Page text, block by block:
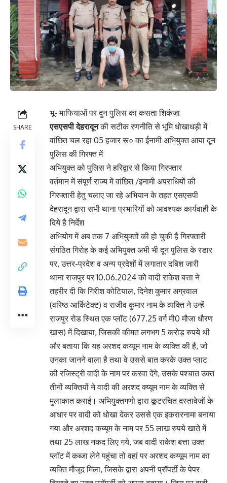
SHARE
भू- माफियाओं पर दुन पुलिस का कसता शिकंजा
एसएसपी देहरादूनकी सटीक रणनीति से भूमि धोखाधड़ी में
वांछित चल रहा 05 हजार रू० का ईनामी अभियुक्त आया दून
पुलिस की गिरफ्त में
अभियुक्त को पुलिस ने हरिद्वार से किया गिरफ्तार
वर्तमान में संपूर्ण राज्य में वांछित /इनामी अपराधियों की
गिरफ्तारी हेतु चलाए जा रहे अभियान के तहत एसएसपी
देहरादून द्वारा सभी थाना प्रभारियों को आवश्यक कार्यवाही के
दिये है निर्देश
अभियोग में अब तक 7 अभियुक्तों की हो चुकी है गिरफ्तारी
संगठित गिरोह के कई अभियुक्त अभी भी दून पुलिस के रडार
पर, उत्तर-प्रदेश व अन्य प्रदेशों में लगातार दबिश जारी
थाना राजपुर पर 10.06.2024 को वादी राकेश बत्ता ने
तहरीर दी कि गिरीश कोटियाल, दिनेश कुमार अग्रवाल
(वरिष्ठ आर्किटेक्ट) व राजीव कुमार नाम के व्यक्ति ने उन्हें
राजपुर रोड स्थित एक प्लॉट (677.25 वर्ग मी0 मौजा धौरण
खास) में दिखाया, जिसकी कीमत लगभग 5 करोड़ रुपये थी
और बताया कि यह अरशद कय्यूम नाम के व्यक्ति की है, जो
उनका जानने वाला है तथा वे उससे बात करके उक्त प्लाट
की रजिस्ट्री वादी के नाम पर करवा देंगे, उसके पश्चात उक्त
तीनों व्यक्तियों ने वादी की अरशद क्य्यूम नाम के व्यक्ति से
मुलाकात कराई। अभियुक्तगणो द्वारा कूटरचित दस्तावेजों के
आधार पर वादी को धोखा देकर उससे एक इकरारनामा बनाया
गया और अरशद कय्यूम के नाम पर 55 लाख रुपये खाते में
तथा 25 लाख नकद लिए गये, जब वादी राकेश बत्ता उक्त
प्लॉट में कब्जा लेने पहुंचा तो वहां पर अरशद कय्यूम नाम का
व्यक्ति मौजूद मिला, जिसके द्वारा अपनी प्रॉपर्टी के पेपर